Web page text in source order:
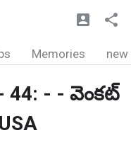
Memories new
- - వెంకట్